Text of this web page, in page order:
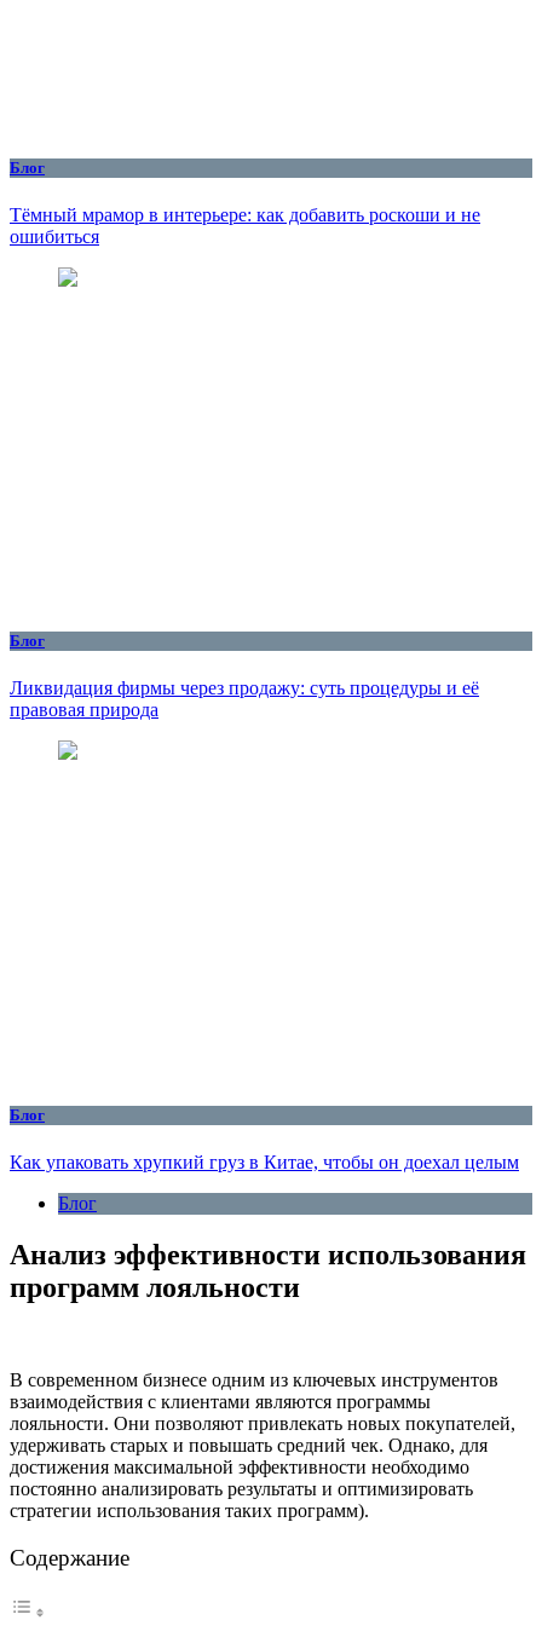
Блог
Тёмный мрамор в интерьере: как добавить роскоши и не
ошибиться
Блог
Ликвидация фирмы через продажу: суть процедуры и её
правовая природа
Блог
Как упаковать хрупкий груз в Китае, чтобы он доехал целым
Блог
Анализ эффективности использования
программ лояльности
В современном бизнесе одним из ключевых инструментов
взаимодействия с клиентами являются программы
лояльности. Они позволяют привлекать новых покупателей,
удерживать старых и повышать средний чек. Однако, для
достижения максимальной эффективности необходимо
постоянно анализировать результаты и оптимизировать
стратегии использования таких программ).
Содержание